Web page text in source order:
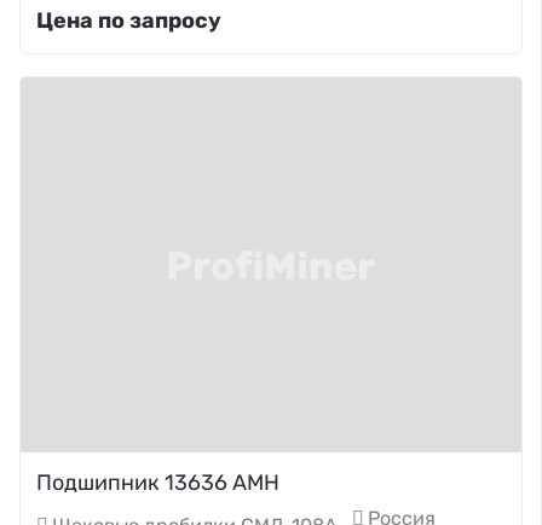
Цена по запросу
Подшипник 13636 АМН
Россия